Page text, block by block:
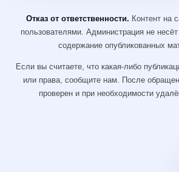
Отказ от ответственности. Контент на
пользователями. Администрация не несёт
содержание опубликованных
Если вы считаете, что какая-либо
или права, сообщите нам. После
проверен и при необходимости